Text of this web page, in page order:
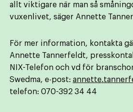
allt viktigare när man så
vuxenlivet, säger Annette
För mer information, kontakta
Annette Tannerfeldt,
NIX-Telefon och vd för
Swedma, e-post:
telefon: 070-392 34 44